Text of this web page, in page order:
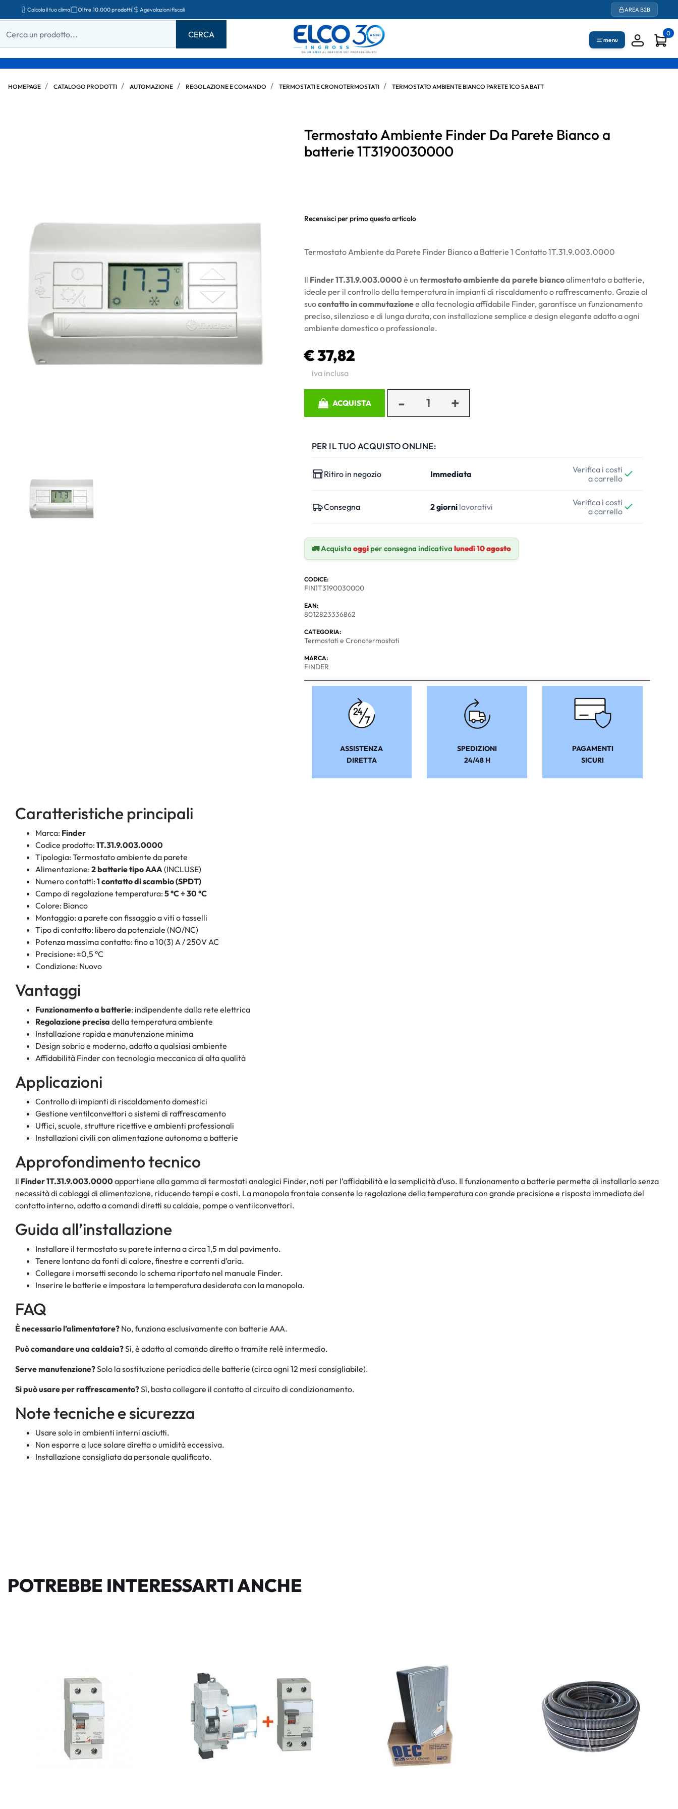
Calcola il tuo clima Oltre 10.000 prodotti Agevolazioni fiscali AREA B2B
menu
0
HOMEPAGE CATALOGO PRODOTTI AUTOMAZIONE REGOLAZIONE E COMANDO TERMOSTATI E CRONOTERMOSTATI TERMOSTATO AMBIENTE BIANCO PARETE 1CO 5A BATT
Termostato Ambiente Finder Da Parete Bianco a
batterie 1T3190030000
Recensisci per primo questo articolo
Termostato Ambiente da Parete Finder Bianco a Batterie 1 Contatto 1T.31.9.003.0000
Il Finder 1T.31.9.003.0000 è un termostato ambiente da parete biancoalimentato a batterie,
ideale per il controllo della temperatura in impianti di riscaldamento o raffrescamento. Grazie al
suocontatto in commutazionee alla tecnologia affidabile Finder, garantisce un funzionamento
preciso, silenzioso e di lunga durata, con installazione semplice e design elegante adatto a ogni
ambiente domestico o professionale.
€ 37,82
iva inclusa
ACQUISTA
PER IL TUO ACQUISTO ONLINE:
Ritiro in negozio Immediata
Verifica i costi
a carrello
Consegna 2 giornilavorativi
Verifica i costi
a carrello
🚛 Acquista oggiper consegna indicativa lunedì 10 agosto
CODICE:
FIN1T3190030000
EAN:
8012823336862
CATEGORIA:
Termostati e Cronotermostati
MARCA:
FINDER
ASSISTENZA
DIRETTA
SPEDIZIONI
24/48 H
PAGAMENTI
SICURI
Caratteristiche principali
Marca: Finder
Codice prodotto: 1T.31.9.003.0000
Tipologia: Termostato ambiente da parete
Alimentazione: 2 batterie tipo AAA (INCLUSE)
Numero contatti: 1 contatto di scambio (SPDT)
Campo di regolazione temperatura: 5 °C ÷ 30 °C
Colore: Bianco
Montaggio: a parete con fissaggio a viti o tasselli
Tipo di contatto: libero da potenziale (NO/NC)
Potenza massima contatto: fino a 10(3) A / 250V AC
Precisione: ±0,5 °C
Condizione: Nuovo
Vantaggi
Funzionamento a batterie: indipendente dalla rete elettrica
Regolazione precisa della temperatura ambiente
Installazione rapida e manutenzione minima
Design sobrio e moderno, adatto a qualsiasi ambiente
Affidabilità Finder con tecnologia meccanica di alta qualità
Applicazioni
Controllo di impianti di riscaldamento domestici
Gestione ventilconvettori o sistemi di raffrescamento
Uffici, scuole, strutture ricettive e ambienti professionali
Installazioni civili con alimentazione autonoma a batterie
Approfondimento tecnico
Il Finder 1T.31.9.003.0000appartiene alla gamma di termostati analogici Finder, noti per l’affidabilità e la semplicità d’uso. Il funzionamento a batterie permette di installarlo senza
necessità di cablaggi di alimentazione, riducendo tempi e costi. La manopola frontale consente la regolazione della temperatura con grande precisione e risposta immediata del
contatto interno, adatto a comandi diretti su caldaie, pompe o ventilconvettori.
Guida all’installazione
Installare il termostato su parete interna a circa 1,5 m dal pavimento.
Tenere lontano da fonti di calore, finestre e correnti d’aria.
Collegare i morsetti secondo lo schema riportato nel manuale Finder.
Inserire le batterie e impostare la temperatura desiderata con la manopola.
FAQ
È necessario l’alimentatore? No, funziona esclusivamente con batterie AAA.
Può comandare una caldaia?Sì, è adatto al comando diretto o tramite relè intermedio.
Serve manutenzione?Solo la sostituzione periodica delle batterie (circa ogni 12 mesi consigliabile).
Si può usare per raffrescamento?Sì, basta collegare il contatto al circuito di condizionamento.
Note tecniche e sicurezza
Usare solo in ambienti interni asciutti.
Non esporre a luce solare diretta o umidità eccessiva.
Installazione consigliata da personale qualificato.
POTREBBE INTERESSARTI ANCHE